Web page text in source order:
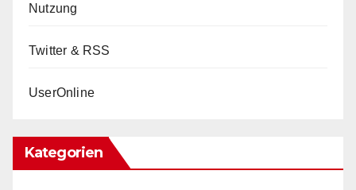
Nutzung
Twitter & RSS
UserOnline
Kategorien